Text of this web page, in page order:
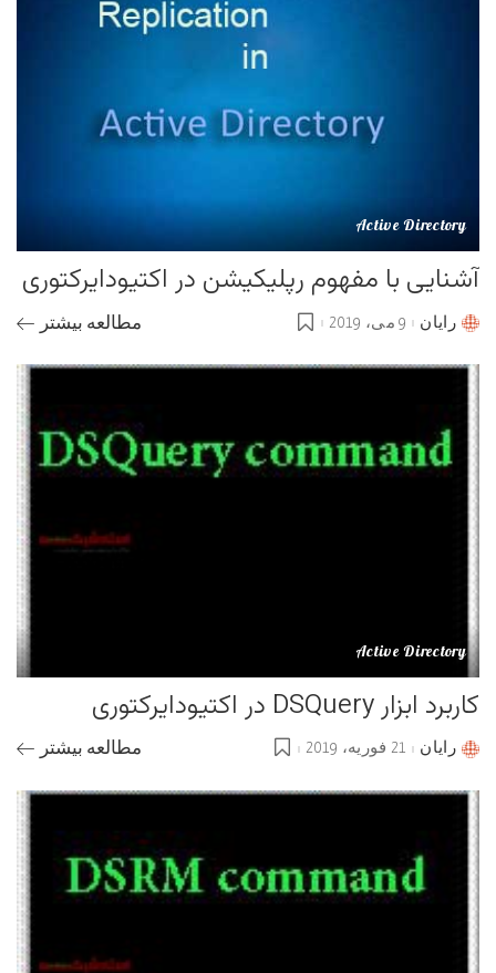
Active Directory
آشنایی با مفهوم رپلیکیشن در اکتیودایرکتوری
Postedرایان 9 می، 2019 مطالعه بیشتر
Active Directory
کاربرد ابزار DSQuery در اکتیودایرکتوری
Postedرایان 21 فوریه، 2019 مطالعه بیشتر